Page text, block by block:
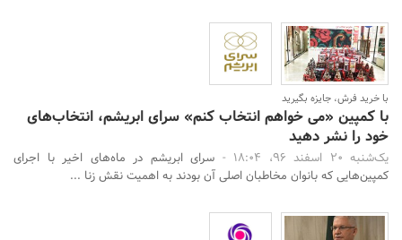
با خرید فرش، جایزه بگیرید
با کمپین «می خواهم انتخاب کنم» سرای ابریشم، انتخاب‌های
خود را نشر دهید
یک‌شنبه 20 اسفند 96، 18:04 -
سرای ابریشم در ماه‌های اخیر با اجرای
کمپین‌هایی که بانوان مخاطبان اصلی آن بودند به اهمیت نقش زنا ...